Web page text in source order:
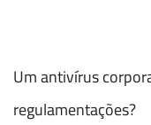
Um antivírus
regulamentações?